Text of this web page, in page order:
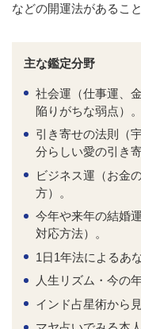
などの開運法があるこ
主な鑑定分野
社会運（仕事運、
陥りがちな弱点）。
引き寄せの法則（
分らしい愛の引き寄
ビジネス運（お金
方）。
今年や来年の結婚
対応方法）。
1日1年法によるあ
人生リズム・今の
インド占星術から